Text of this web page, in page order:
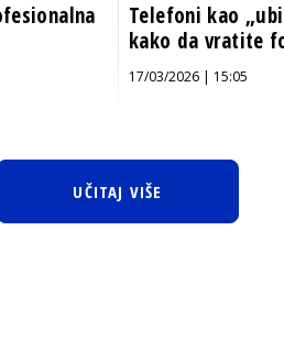
Telefoni kao
kako da vratite
17/03/2026 | 15:05
UČITAJ VIŠE